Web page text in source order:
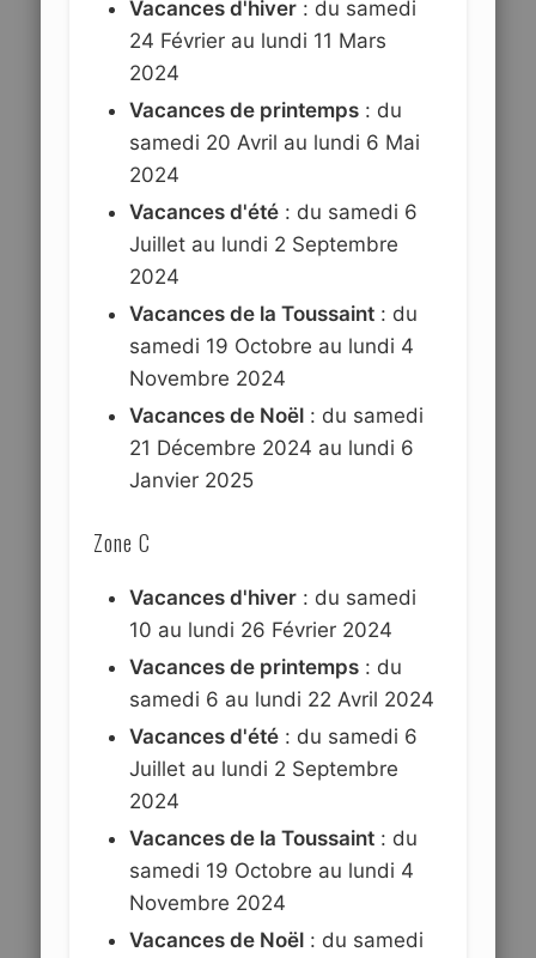
Vacances d'hiver : du samedi
24 Février au lundi 11 Mars
2024
Vacances de printemps : du
samedi 20 Avril au lundi 6 Mai
2024
Vacances d'été : du samedi 6
Juillet au lundi 2 Septembre
2024
Vacances de la Toussaint : du
samedi 19 Octobre au lundi 4
Novembre 2024
Vacances de Noël : du samedi
21 Décembre 2024 au lundi 6
Janvier 2025
Zone C
Vacances d'hiver : du samedi
10 au lundi 26 Février 2024
Vacances de printemps : du
samedi 6 au lundi 22 Avril 2024
Vacances d'été : du samedi 6
Juillet au lundi 2 Septembre
2024
Vacances de la Toussaint : du
samedi 19 Octobre au lundi 4
Novembre 2024
Vacances de Noël : du samedi